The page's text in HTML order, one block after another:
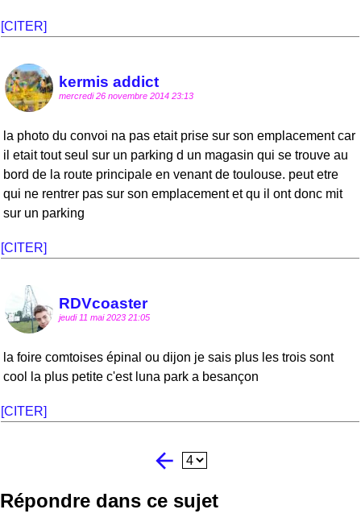
[CITER]
kermis addict
mercredi 26 novembre 2014 23:13
la photo du convoi na pas etait prise sur son emplacement car
il etait tout seul sur un parking d un magasin qui se trouve au
bord de la route principale en venant de toulouse. peut etre
qui ne rentrer pas sur son emplacement et qu il ont donc mit
sur un parking
[CITER]
RDVcoaster
jeudi 11 mai 2023 21:05
la foire comtoises épinal ou dijon je sais plus les trois sont
cool la plus petite c'est luna park a besançon
[CITER]
arrow_back
Répondre dans ce sujet